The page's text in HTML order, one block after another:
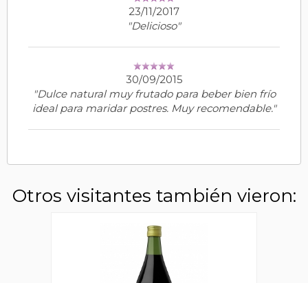
23/11/2017
"Delicioso"
30/09/2015
"Dulce natural muy frutado para beber bien frío
ideal para maridar postres. Muy recomendable."
Otros visitantes también vieron: